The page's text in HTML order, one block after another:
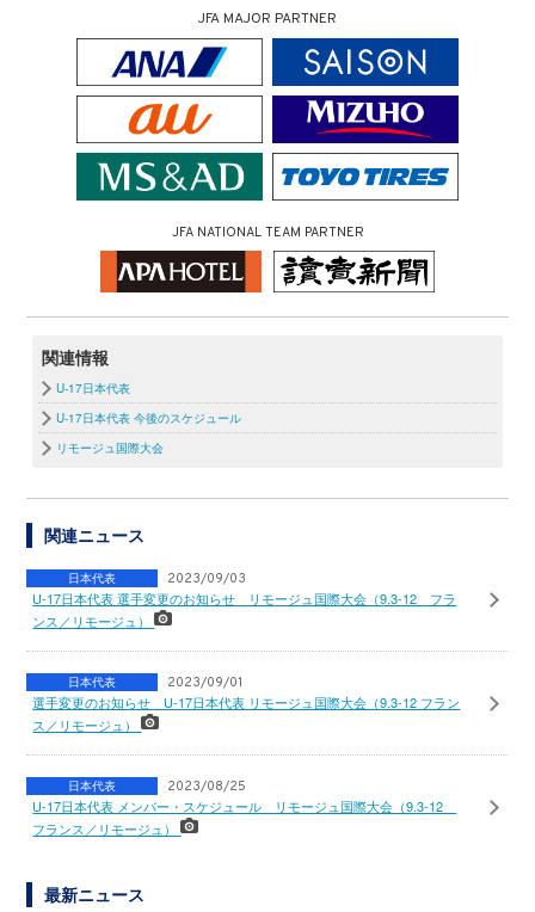
JFA MAJOR PARTNER
JFA NATIONAL TEAM PARTNER
関連情報
U-17日本代表
U-17日本代表 今後のスケジュール
リモージュ国際大会
関連ニュース
日本代表 2023/09/03
U-17日本代表 選手変更のお知らせ リモージュ国際大会（9.3-12 フラ
ンス／リモージュ）
日本代表 2023/09/01
選手変更のお知らせ U-17日本代表 リモージュ国際大会（9.3-12 フラン
ス／リモージュ）
日本代表 2023/08/25
U-17日本代表 メンバー・スケジュール リモージュ国際大会（9.3-12
フランス／リモージュ）
最新ニュース